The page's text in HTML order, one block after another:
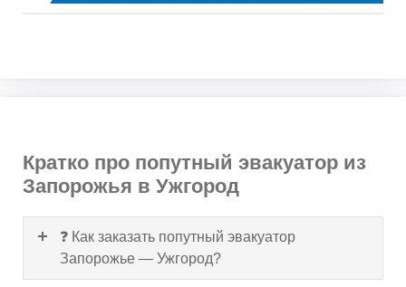
Кратко про попутный эвакуатор из
Запорожья в Ужгород
❓ Как заказать попутный эвакуатор
Запорожье — Ужгород?